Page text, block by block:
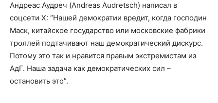
Андреас Аудреч (Andreas Audretsch) написал в
соцсети X: “Нашей демократии вредит, когда господин
Маск, китайское государство или московские фабрики
троллей подтачивают наш демократический дискурс.
Потому это так и нравится правым экстремистам из
АдГ. Наша задача как демократических сил –
остановить это”.